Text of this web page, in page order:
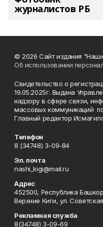
журналистов РБ
© 2026 Сайт издания
Об использовании
Свидетельство о
19.05.2025г. Выдана
надзору в сфере связи,
массовых коммуникаций
Главный редактор
Телефон
8 (34748) 3-09-84
Эл. почта
nashi_kigi@mail.ru
Адрес
452500, Республика
Верхние Киги, ул.
Рекламная служба
8(34748) 3-09-69